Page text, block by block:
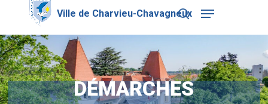
content
search
Menu
DÉMARCHES
Close